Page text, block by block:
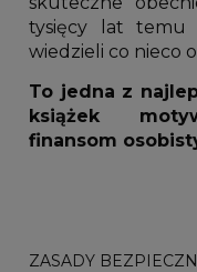
tysięcy lat temu
wiedzieli co nieco
To jedna z
książek
finansom
ZASADY